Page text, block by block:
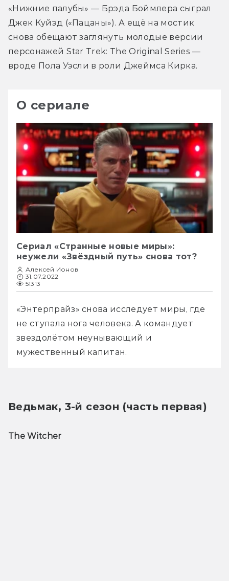
«Нижние палубы» — Брэда Боймлера сыграл
Джек Куйэд («Пацаны»). А ещё на мостик
снова обещают заглянуть молодые версии
персонажей Star Trek: The Original Series —
вроде Пола Уэсли в роли Джеймса Кирка.
О сериале
Сериал «Странные новые миры»:
неужели «Звёздный путь» снова тот?
Алексей Ионов
31.07.2022
51313
«Энтерпрайз» снова исследует миры, где
не ступала нога человека. А командует
звездолётом неунывающий и
мужественный капитан.
Ведьмак, 3-й сезон (часть первая)
The Witcher